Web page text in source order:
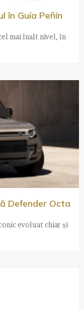
în Guía Peñín
mai înalt nivel, în
Defender Octa
evoluat chiar și